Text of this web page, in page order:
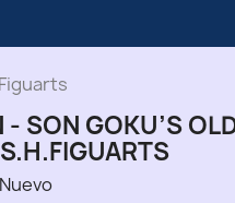
- SON GOKU’S
Nuevo